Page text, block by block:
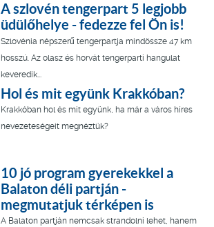
A szlovén tengerpart 5 legjobb
üdülőhelye - fedezze fel Ön is!
Szlovénia népszerű tengerpartja mindössze 47 km
hosszú. Az olasz és horvát tengerparti hangulat
keveredik...
Hol és mit együnk Krakkóban?
Krakkóban hol és mit együnk, ha már a város híres
nevezeteségeit megnéztük?
10 jó program gyerekekkel a
Balaton déli partján -
megmutatjuk térképen is
A Balaton partján nemcsak strandolni lehet, hanem